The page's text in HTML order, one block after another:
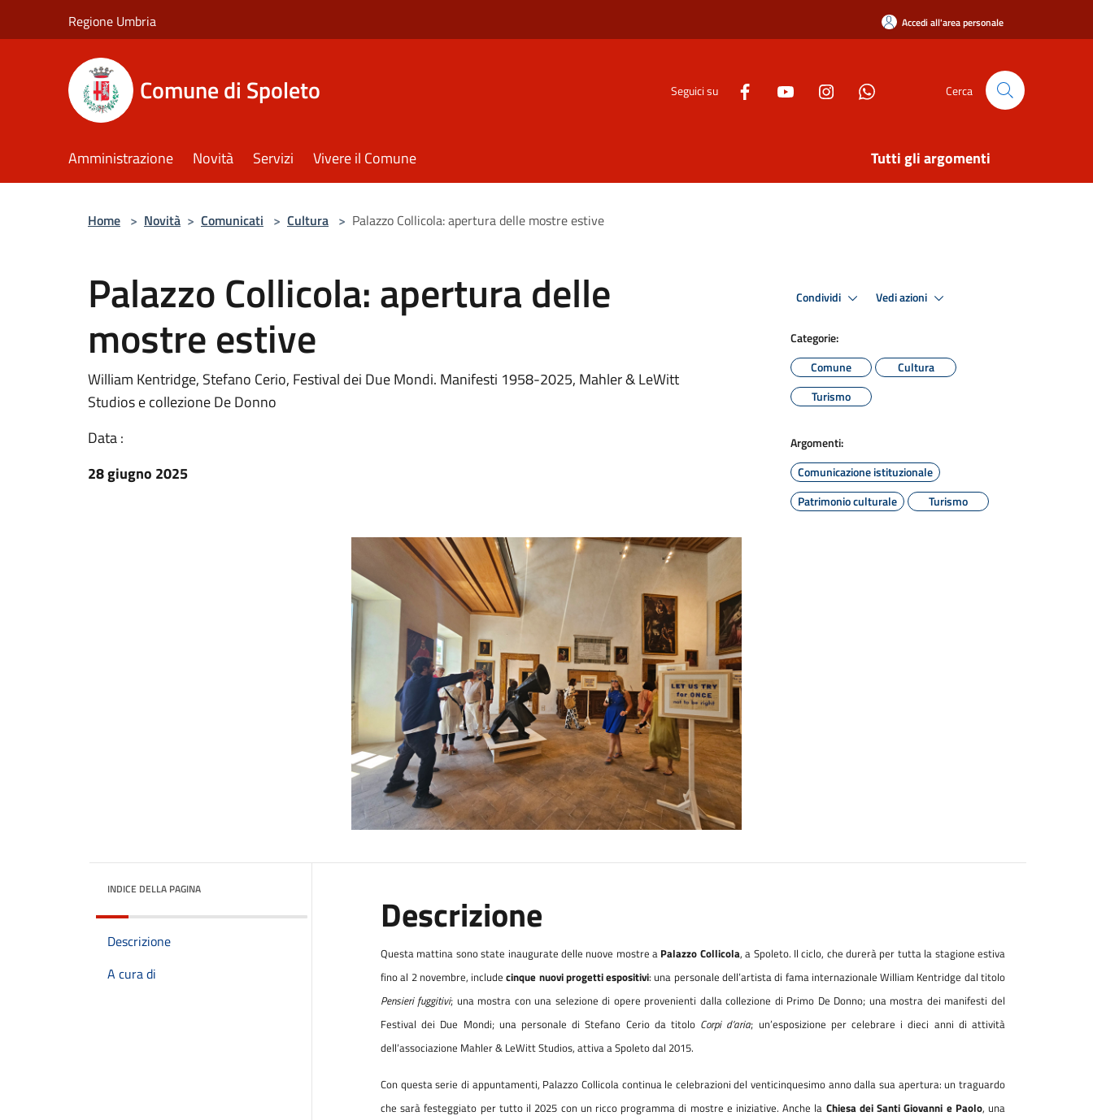
Regione Umbria Accedi all'area personale
Comune di Spoleto Seguici su Cerca
Amministrazione Novità Servizi Vivere il Comune Tutti gli argomenti
Home > Novità > Comunicati > Cultura > Palazzo Collicola: apertura delle mostre estive
Palazzo Collicola: apertura delle
mostre estive
William Kentridge, Stefano Cerio, Festival dei Due Mondi. Manifesti 1958-2025, Mahler & LeWitt
Studios e collezione De Donno
Data :
28 giugno 2025
Condividi Vedi azioni
Categorie:
Comune
Cultura
Turismo
Argomenti:
Comunicazione istituzionale
Patrimonio culturale
Turismo
INDICE DELLA PAGINA
Descrizione
A cura di
Descrizione
Questa mattina sono state inaugurate delle nuove mostre a Palazzo Collicola, a Spoleto. Il ciclo, che durerà per tutta la stagione estiva
fino al 2 novembre, includecinque nuovi progetti espositivi: una personale dell’artista di fama internazionale William Kentridge dal titolo
Pensieri fuggitivi; una mostra con una selezione di opere provenienti dalla collezione di Primo De Donno; una mostra dei manifesti del
Festival dei Due Mondi; una personale di Stefano Cerio da titolo Corpi d’aria; un’esposizione per celebrare i dieci anni di attività
dell’associazione Mahler & LeWitt Studios, attiva a Spoleto dal 2015.
Con questa serie di appuntamenti, Palazzo Collicola continua le celebrazioni del venticinquesimo anno dalla sua apertura: un traguardo
che sarà festeggiato per tutto il 2025 con un ricco programma di mostre e iniziative. Anche la Chiesa dei Santi Giovanni e Paolo, una